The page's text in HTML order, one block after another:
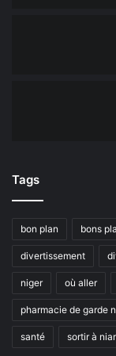
Tags
bon plan bons
divertissement
niger où aller
pharmacie de garde
santé sortir à